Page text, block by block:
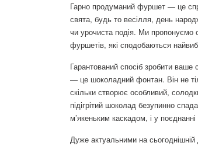
Гарно продуманий фуршет — це
свята, будь то весілля, день
чи урочиста подія. Ми пропонуємо
фуршетів, які сподобаються
Гарантований спосіб зробити ваше
— це шоколадний фонтан. Він не
скільки створює особливий,
підігрітий шоколад безупинно
м’якеньким каскадом, і у
Дуже актуальними на